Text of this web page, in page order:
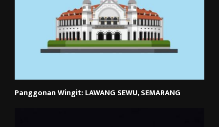
Panggonan Wingit: LAWANG SEWU, SEMARANG